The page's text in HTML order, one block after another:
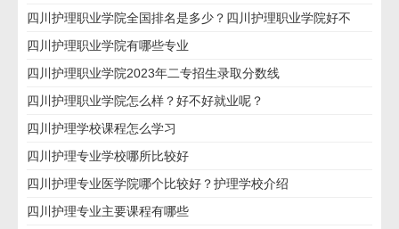
四川护理职业学院全国排名是多少？四川护理职业学院好不
好？
四川护理职业学院有哪些专业
四川护理职业学院2023年二专招生录取分数线
四川护理职业学院怎么样？好不好就业呢？
四川护理学校课程怎么学习
四川护理专业学校哪所比较好
四川护理专业医学院哪个比较好？护理学校介绍
四川护理专业主要课程有哪些